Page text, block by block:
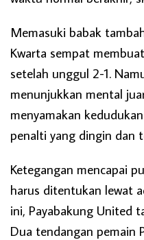
Memasuki babak
Kwarta sempat
setelah unggul 2-1.
menunjukkan mental
menyamakan
penalti yang dingin dan
Ketegangan mencapai
harus ditentukan lewat
ini, Payabakung United
Dua tendangan pemain